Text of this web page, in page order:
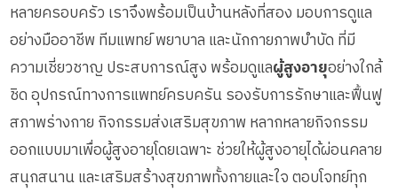
หลายครอบครัว เราจึงพร้อมเป็นบ้านหลังที่สอง มอบการดูแล
อย่างมืออาชีพ ทีมแพทย์ พยาบาล และนักกายภาพบำบัด ที่มี
ความเชี่ยวชาญ ประสบการณ์สูง พร้อมดูแลผู้สูงอายุอย่างใกล้
ชิด อุปกรณ์ทางการแพทย์ครบครัน รองรับการรักษาและฟื้นฟู
สภาพร่างกาย กิจกรรมส่งเสริมสุขภาพ หลากหลายกิจกรรม
ออกแบบมาเพื่อผู้สูงอายุโดยเฉพาะ ช่วยให้ผู้สูงอายุได้ผ่อนคลาย
สนุกสนาน และเสริมสร้างสุขภาพทั้งกายและใจ ตอบโจทย์ทุก